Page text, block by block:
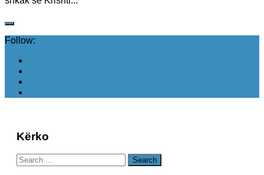
Follow:
Kërko
Search
for: